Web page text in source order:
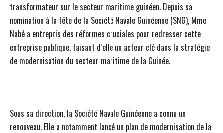
transformateur sur le secteur maritime guinéen. Depuis sa
nomination à la tête de la Société Navale Guinéenne (SNG), Mme
Nabé a entrepris des réformes cruciales pour redresser cette
entreprise publique, faisant d’elle un acteur clé dans la stratégie
de modernisation du secteur maritime de la Guinée.
Sous sa direction, la Société Navale Guinéenne a connu un
renouveau. Elle a notamment lancé un plan de modernisation de la